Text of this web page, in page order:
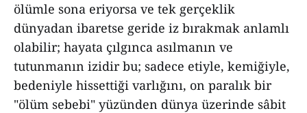
ölümle sona eriyorsa ve tek gerçeklik
dünyadan ibaretse geride iz bırakmak anlamlı
olabilir; hayata çılgınca asılmanın ve
tutunmanın izidir bu; sadece etiyle, kemiğiyle,
bedeniyle hissettiği varlığını, on paralık bir
"ölüm sebebi" yüzünden dünya üzerinde sâbit